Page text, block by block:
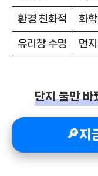
환경 친화적 화
유리창 수명 먼
단지 물만 바
🔎지